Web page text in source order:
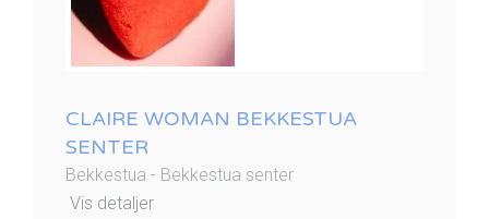
CLAIRE WOMAN BEKKESTUA
SENTER
Bekkestua - Bekkestua senter
Vis detaljer